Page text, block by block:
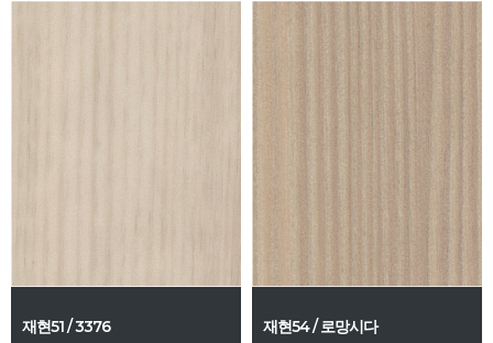
재현51 / 3376 재현54 / 로망시다